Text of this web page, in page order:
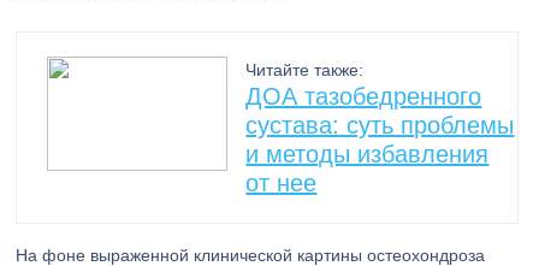
Читайте также:
ДОА тазобедренного
сустава: суть проблемы
и методы избавления
от нее
На фоне выраженной клинической картины остеохондроза